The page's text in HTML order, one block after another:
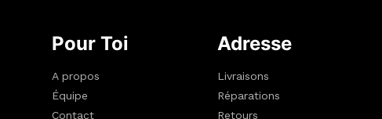
Pour Toi
A propos
Équipe
Contact
Adresse
Livraisons
Réparations
Retours